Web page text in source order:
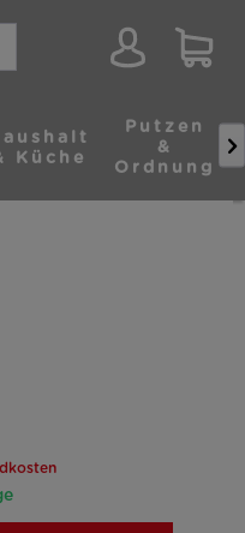
Küche
Putzen
&
Ordnung
